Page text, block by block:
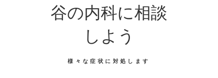
谷の内科に相談
しよう
様々な症状に対処します